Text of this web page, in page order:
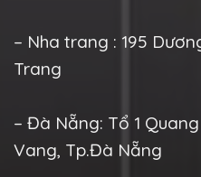
– Nha trang : 195
Trang
– Đà Nẵng: Tổ 1
Vang, Tp.Đà Nẵng